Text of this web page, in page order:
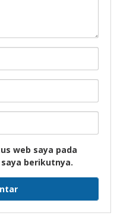
web saya pada
berikutnya.